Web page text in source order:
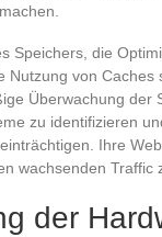
Speichers, die
Nutzung von Caches
Überwachung der
zu identifizieren
Ihre
wachsenden Traffic
der